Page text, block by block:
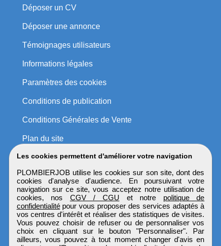
Les cookies permettent d'améliorer votre navigation
PLOMBIERJOB utilise les cookies sur son site, dont des
cookies d'analyse d'audience. En poursuivant votre
navigation sur ce site, vous acceptez notre utilisation de
cookies, nos CGV / CGU et notre politique de
confidentialitépour vous proposer des services adaptés à
vos centres d'intérêt et réaliser des statistiques de visites.
Vous pouvez choisir de refuser ou de personnaliser vos
choix en cliquant sur le bouton "Personnaliser". Par
ailleurs, vous pouvez à tout moment changer d'avis en
Déposer un CV
Déposer une annonce
Témoignages utilisateurs
Informations légales
Paramètres des cookies
Conditions de publication
Conditions Générales de Vente
Plan du site